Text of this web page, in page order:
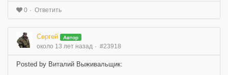
0 Ответить
Сергей Автор
около 13 лет назад #23918
Posted by Виталий Выживальщик: